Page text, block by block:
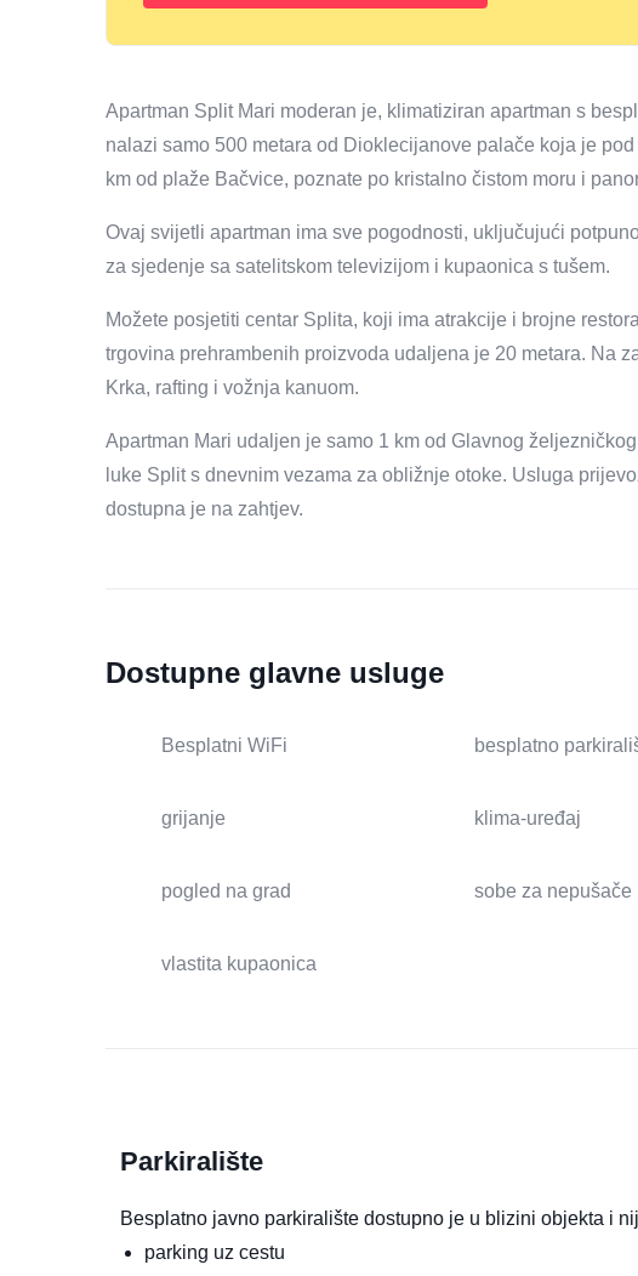
Apartman Split Mari moderan je, klimatiziran apartman s
nalazi samo 500 metara od Dioklecijanove palače koja je
km od plaže Bačvice, poznate po kristalno čistom moru i
Ovaj svijetli apartman ima sve pogodnosti, uključujući
za sjedenje sa satelitskom televizijom i kupaonica s tušem.
Možete posjetiti centar Splita, koji ima atrakcije i brojne
trgovina prehrambenih proizvoda udaljena je 20 metara. Na
Krka, rafting i vožnja kanuom.
Apartman Mari udaljen je samo 1 km od Glavnog
luke Split s dnevnim vezama za obližnje otoke. Usluga
dostupna je na zahtjev.
Dostupne glavne usluge
Besplatni WiFi besplatno
grijanje klima-uređaj
pogled na grad sobe za nepušače
vlastita kupaonica
Parkiralište
Besplatno javno parkiralište dostupno je u blizini objekta i
parking uz cestu